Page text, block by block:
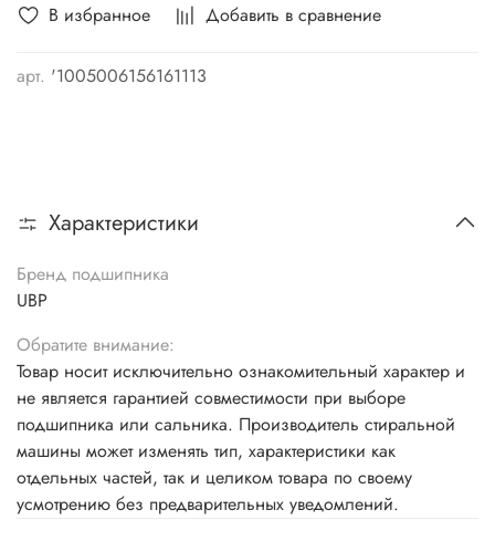
В избранное Добавить в сравнение
арт. '1005006156161113
Характеристики
Бренд подшипника
UBP
Обратите внимание:
Товар носит исключительно ознакомительный характер и
не является гарантией совместимости при выборе
подшипника или сальника. Производитель стиральной
машины может изменять тип, характеристики как
отдельных частей, так и целиком товара по своему
усмотрению без предварительных уведомлений.